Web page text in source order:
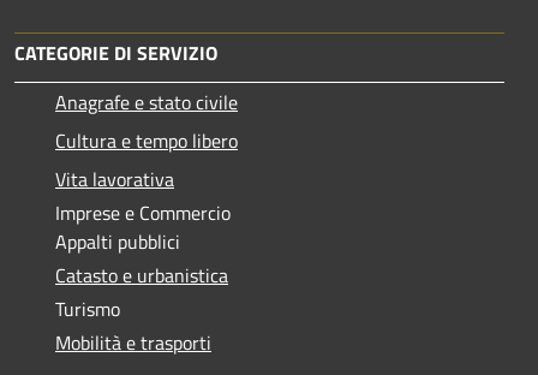
CATEGORIE DI SERVIZIO
Anagrafe e stato civile
Cultura e tempo libero
Vita lavorativa
Imprese e Commercio
Appalti pubblici
Catasto e urbanistica
Turismo
Mobilità e trasporti